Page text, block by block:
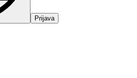
Prijava